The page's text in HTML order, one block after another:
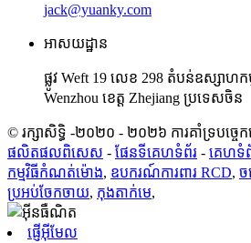
jack@yuanky.com
អាសយដ្ឋាន
ផ្លូវ Weft 19 លេខ 298 តំបន់ឧស្សាហក
Wenzhou ខេត្ត Zhejiang ប្រទេសចិន
© រក្សាសិទ្ធិ -២០២០ - ២០២៦ ការគាំទ្របច្ចេ
ផលិតផលពិសេស - ផែនទីគេហទំព័រ - គេហទំ
កម្មវិធីកំណត់ម៉ោង, ឧបករណ៍ការពារ RCD, ច
ប្រអប់ចែកចាយ, កុងតាក់មេ,
ផ្ញើអ៊ីមែល